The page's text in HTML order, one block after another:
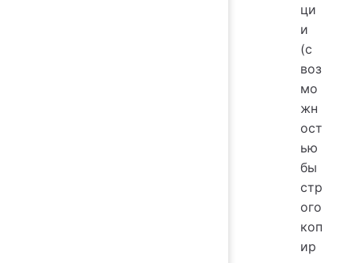
ци
и
(с
воз
мо
жн
ост
ью
бы
стр
ого
коп
ир